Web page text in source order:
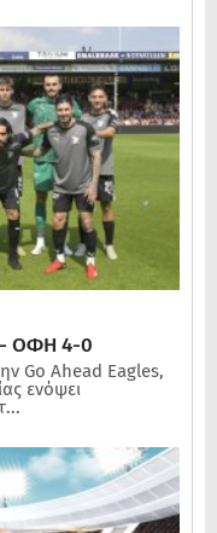
- ΟΦΗ 4-0
Go Ahead Eagles,
ενόψει